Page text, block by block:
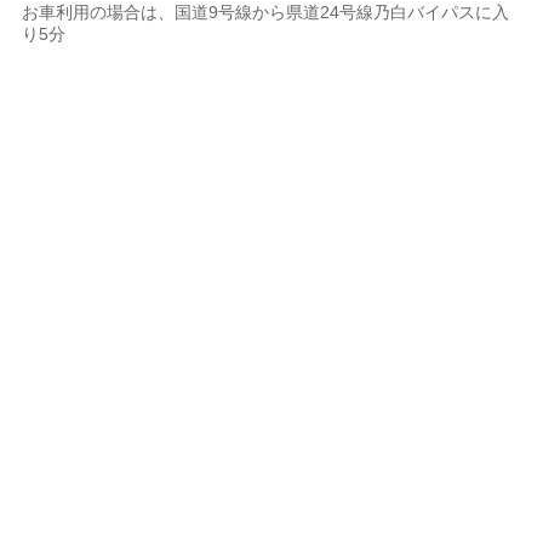
お車利用の場合は、国道9号線から県道24号線乃白バイパスに入
り5分